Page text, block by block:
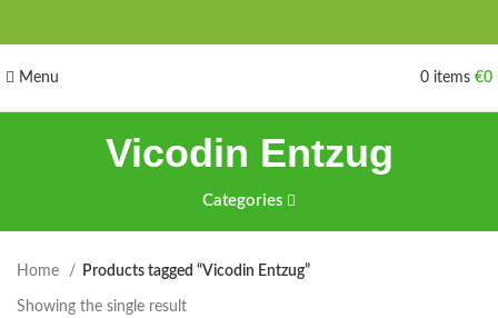
Menu 0 items €0
Vicodin Entzug
Categories
Home Products tagged “Vicodin Entzug”
Showing the single result